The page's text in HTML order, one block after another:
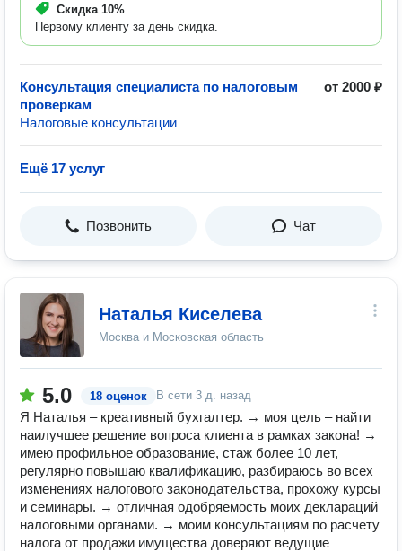
Скидка 10%
Первому клиенту за день скидка.
Консультация специалиста по налоговым
проверкам
от 2000 ₽
Налоговые консультации
Ещё 17 услуг
Позвонить Чат
Наталья Киселева
Москва и Московская область
5.0 18 оценок В сети 3 д. назад
Я Наталья – креативный бухгалтер. → моя цель – найти
наилучшее решение вопроса клиента в рамках закона! →
имею профильное образование, стаж более 10 лет,
регулярно повышаю квалификацию, разбираюсь во всех
изменениях налогового законодательства, прохожу курсы
и семинары. → отличная одобряемость моих деклараций
налоговыми органами. → моим консультациям по расчету
налога от продажи имущества доверяют ведущие